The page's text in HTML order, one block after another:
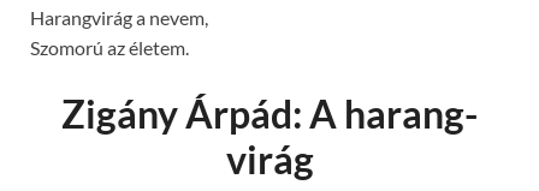
Harangvirág a nevem,
Szomorú az életem.
Zigány Árpád: A harang-
virág